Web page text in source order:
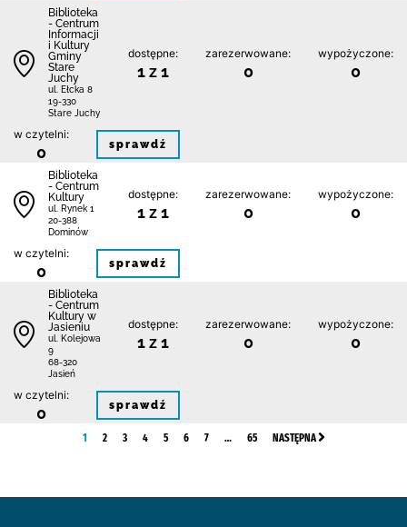
Biblioteka
- Centrum
Informacji
i Kultury
Gminy
Stare
Juchy
ul. Ełcka 8
19-330
Stare Juchy
dostępne:
1 z 1
zarezerwowane:
0
wypożyczone:
0
w czytelni:
0 sprawdź
Biblioteka
- Centrum
Kultury
ul. Rynek 1
20-388
Dominów
dostępne:
1 z 1
zarezerwowane:
0
wypożyczone:
0
w czytelni:
0 sprawdź
Biblioteka
- Centrum
Kultury w
Jasieniu
ul. Kolejowa
9
68-320
Jasień
dostępne:
1 z 1
zarezerwowane:
0
wypożyczone:
0
w czytelni:
0 sprawdź
1 2 3 4 5 6 7 … 65 NASTĘPNA